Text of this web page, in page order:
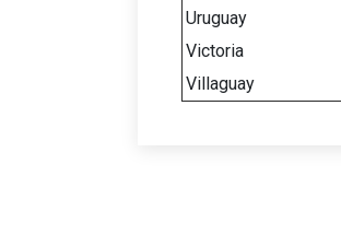
Uruguay
Victoria
Villaguay